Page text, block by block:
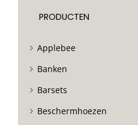
PRODUCTEN
Applebee
Banken
Barsets
Beschermhoezen